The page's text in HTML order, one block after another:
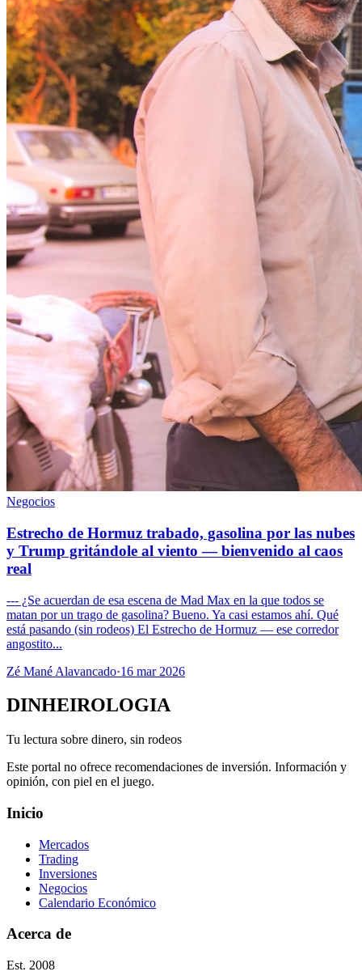
Negocios
Estrecho de Hormuz trabado, gasolina por las nubes
y Trump gritándole al viento — bienvenido al caos
real
--- ¿Se acuerdan de esa escena de Mad Max en la que todos se
matan por un trago de gasolina? Bueno. Ya casi estamos ahí. Qué
está pasando (sin rodeos) El Estrecho de Hormuz — ese corredor
angostito...
Zé Mané Alavancado·16 mar 2026
DINHEIROLOGIA
Tu lectura sobre dinero, sin rodeos
Este portal no ofrece recomendaciones de inversión. Información y
opinión, con piel en el juego.
Inicio
Mercados
Trading
Inversiones
Negocios
Calendario Económico
Acerca de
Est. 2008